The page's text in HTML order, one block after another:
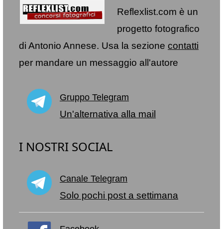
Reflexlist.com è un
progetto fotografico
di Antonio Annese. Usa la sezione contatti
per mandare un messaggio all'autore
Gruppo Telegram
Un'alternativa alla mail
I NOSTRI SOCIAL
Canale Telegram
Solo pochi post a settimana